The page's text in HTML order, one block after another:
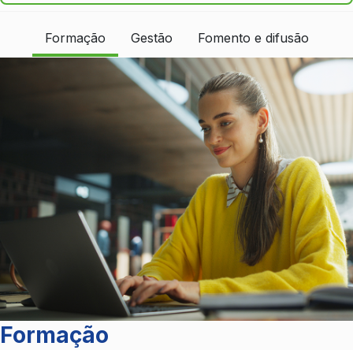
Formação Gestão Fomento e difusão
Formação